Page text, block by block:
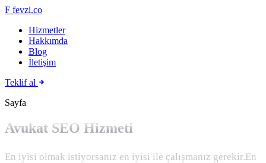
F fevzi.co
Hizmetler
Hakkımda
Blog
İletişim
Teklif al
Sayfa
Avukat SEO Hizmeti
En iyisi olmak istiyorsanız en iyisi ile çalışmanız gerekir.En